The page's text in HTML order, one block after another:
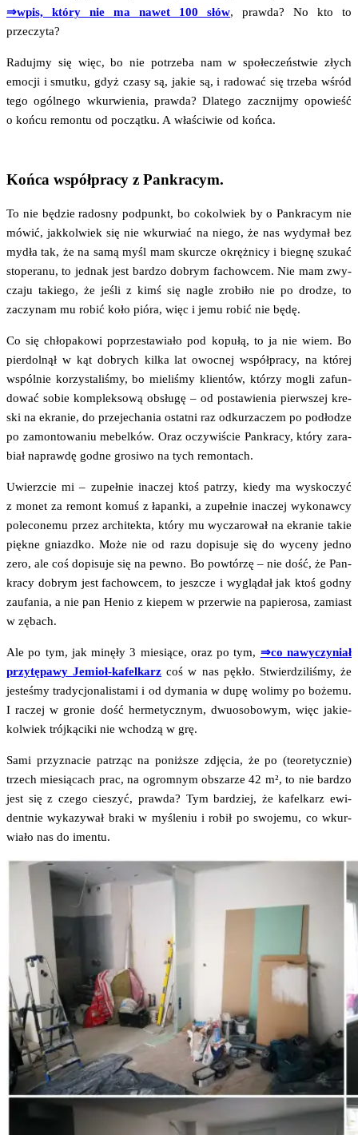
⇒wpis, któ­ry nie ma nawet 100 słów, praw­da? No kto to
przeczyta?
Raduj­my się więc, bo nie potrze­ba nam w spo­łe­czeń­stwie złych
emo­cji i smut­ku, gdyż cza­sy są, jakie są, i rado­wać się trze­ba wśród
tego ogól­ne­go wkur­wie­nia, praw­da? Dla­te­go zacznij­my opo­wieść
o koń­cu remon­tu od począt­ku. A wła­ści­wie od końca.
Końca współpracy z Pankracym.
To nie będzie rado­sny pod­punkt, bo cokol­wiek by o Pan­kra­cym nie
mówić, jak­kol­wiek się nie wkur­wiać na nie­go, że nas wydy­mał bez
mydła tak, że na samą myśl mam skur­cze okręż­ni­cy i bie­gnę szu­kać
sto­pe­ra­nu, to jed­nak jest bar­dzo dobrym fachow­cem. Nie mam zwy­
cza­ju takie­go, że jeśli z kimś się nagle zro­bi­ło nie po dro­dze, to
zaczy­nam mu robić koło pió­ra, więc i jemu robić nie będę.
Co się chło­pa­ko­wi poprze­sta­wia­ło pod kopu­łą, to ja nie wiem. Bo
pier­dol­nął w kąt dobrych kil­ka lat owoc­nej współ­pra­cy, na któ­rej
wspól­nie korzy­sta­li­śmy, bo mie­li­śmy klien­tów, któ­rzy mogli zafun­
do­wać sobie kom­plek­so­wą obsłu­gę – od posta­wie­nia pierw­szej kre­
ski na ekra­nie, do prze­je­cha­nia ostat­ni raz odku­rza­czem po pod­ło­dze
po zamon­to­wa­niu mebel­ków. Oraz oczy­wi­ście Pan­kra­cy, któ­ry zara­
biał napraw­dę god­ne gro­si­wo na tych remontach.
Uwierz­cie mi – zupeł­nie ina­czej ktoś patrzy, kie­dy ma wysko­czyć
z monet za remont komuś z łapan­ki, a zupeł­nie ina­czej wyko­naw­cy
pole­co­ne­mu przez archi­tek­ta, któ­ry mu wycza­ro­wał na ekra­nie takie
pięk­ne gniazd­ko. Może nie od razu dopi­su­je się do wyce­ny jed­no
zero, ale coś dopi­su­je się na pew­no. Bo powtó­rzę – nie dość, że Pan­
kra­cy dobrym jest fachow­cem, to jesz­cze i wyglą­dał jak ktoś god­ny
zaufa­nia, a nie pan Henio z kie­pem w prze­rwie na papie­ro­sa, zamiast
w zębach.
Ale po tym, jak minę­ły 3 mie­sią­ce, oraz po tym, ⇒co nawy­czy­niał
przy­tę­pa­wy Jemioł-kafel­karz coś w nas pękło. Stwier­dzi­li­śmy, że
jeste­śmy tra­dy­cjo­na­li­sta­mi i od dyma­nia w dupę woli­my po boże­mu.
I raczej w gro­nie dość her­me­tycz­nym, dwu­oso­bo­wym, więc jakie­
kol­wiek trój­ką­ci­ki nie wcho­dzą w grę.
Sami przy­zna­cie patrząc na poniż­sze zdję­cia, że po (teo­re­tycz­nie)
trzech mie­sią­cach prac, na ogrom­nym obsza­rze 42 m², to nie bar­dzo
jest się z cze­go cie­szyć, praw­da? Tym bar­dziej, że kafel­karz ewi­
dent­nie wyka­zy­wał bra­ki w myśle­niu i robił po swo­je­mu, co wkur­
wia­ło nas do imentu.